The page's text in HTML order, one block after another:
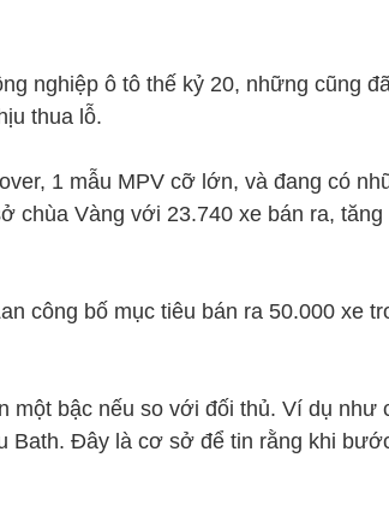
nghiệp ô tô thế kỷ 20, những cũng
thua lỗ.
1 mẫu MPV cỡ lớn, và đang có
chùa Vàng với 23.740 xe bán ra,
công bố mục tiêu bán ra 50.000 xe
bậc nếu so với đối thủ. Ví dụ như
Bath. Đây là cơ sở để tin rằng khi